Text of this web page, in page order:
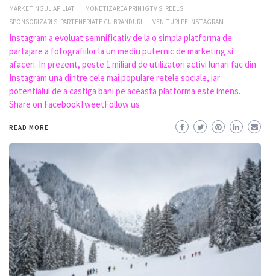
MARKETINGUL AFILIAT
MONETIZAREA PRIN IGTV SI REELS
SPONSORIZARI SI PARTENERIATE CU BRANDURI
VENITURI PE INSTAGRAM
Instagram a evoluat semnificativ de la o simpla platforma de
partajare a fotografiilor la un mediu puternic de marketing si
afaceri. In prezent, peste 1 miliard de utilizatori activi lunari fac din
Instagram una dintre cele mai populare retele sociale, iar
potentialul de a castiga bani pe aceasta platforma este imens.
Share on FacebookTweetFollow us
READ MORE